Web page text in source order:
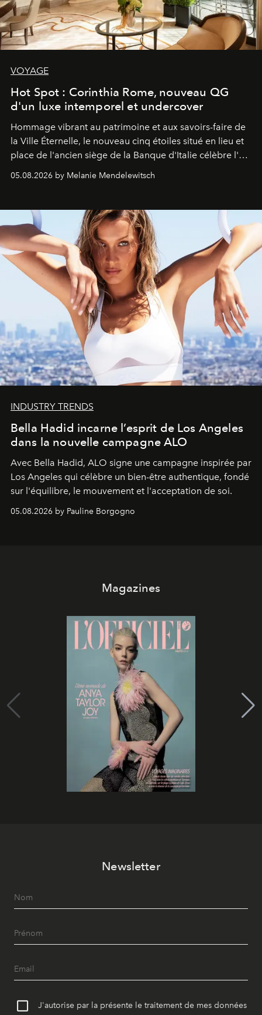
VOYAGE
Hot Spot : Corinthia Rome, nouveau QG
d'un luxe intemporel et undercover
Hommage vibrant au patrimoine et aux savoirs-faire de
la Ville Éternelle, le nouveau cinq étoiles situé en lieu et
place de l'ancien siège de la Banque d'Italie célèbre l'art
de vivre Romain dans toute son élégance intemporelle.
05.08.2026 by Melanie Mendelewitsch
INDUSTRY TRENDS
Bella Hadid incarne l’esprit de Los Angeles
dans la nouvelle campagne ALO
Avec Bella Hadid, ALO signe une campagne inspirée par
Los Angeles qui célèbre un bien-être authentique, fondé
sur l'équilibre, le mouvement et l'acceptation de soi.
05.08.2026 by Pauline Borgogno
Magazines
Newsletter
J'autorise par la présente le traitement de mes données